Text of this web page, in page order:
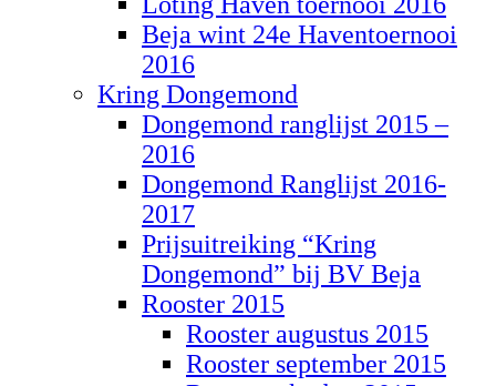
Beja wint 24e Haventoernooi
2016
Kring Dongemond
Dongemond ranglijst 2015 –
2016
Dongemond Ranglijst 2016-
2017
Prijsuitreiking “Kring
Dongemond” bij BV Beja
Rooster 2015
Rooster augustus 2015
Rooster september 2015